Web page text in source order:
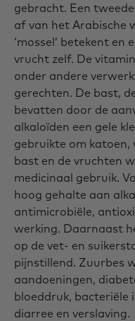
gebracht. Een
af van het Arabische
‘mossel’ betekent en
vrucht zelf. De
onder andere
gerechten. De bast,
bevatten door de
alkaloïden een gele
gebruikte om katoen,
bast en de vruchten
medicinaal gebruik.
hoog gehalte aan
antimicrobiële,
werking. Daarnaast
op de vet- en
pijnstillend. Zuurbes
aandoeningen,
bloeddruk, bacteriële
diarree en verslaving.